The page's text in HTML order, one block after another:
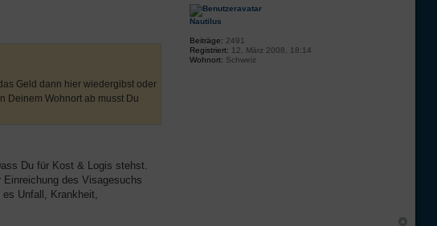
Geld dann hier wiedergibst oder
Deinem Wohnort ab musst Du
Du für Kost & Logis stehst.
des Visagesuchs
Unfall, Krankheit,
Nautilus
Beiträge: 2491
Registriert: 12. März 2008, 18:14
Wohnort: Schweiz